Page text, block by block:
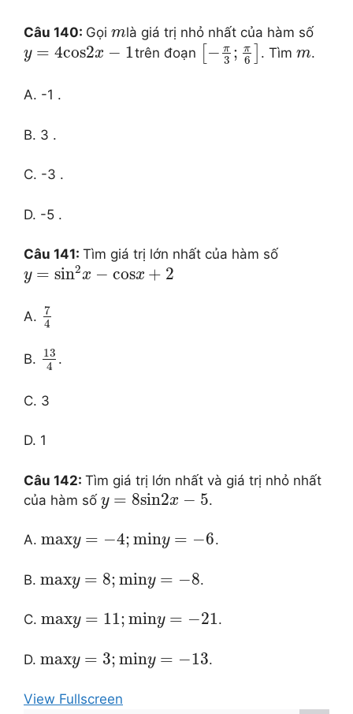
Câu 140: Gọi mlà giá trị nhỏ nhất của hàm số
y = 4cos2x − 1trên đoạn − π
3 ; π
6 . Tìm m.
A. -1 .
B. 3 .
C. -3 .
D. -5 .
Câu 141: Tìm giá trị lớn nhất của hàm số
y = sin2x − cosx + 2
A.
7
4
B.
13
4 .
C. 3
D. 1
Câu 142: Tìm giá trị lớn nhất và giá trị nhỏ nhất
của hàm số y = 8sin2x − 5.
A. maxy = −4; miny = −6.
B. maxy = 8; miny = −8.
C. maxy = 11; miny = −21.
D. maxy = 3; miny = −13.
View Fullscreen